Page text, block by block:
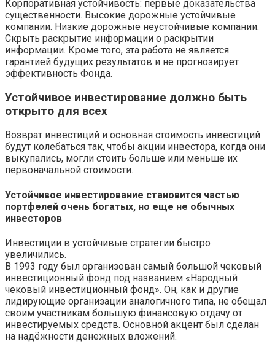
Корпоративная устойчивость: первые доказательства
существенности. Высокие дорожные устойчивые
компании. Низкие дорожные неустойчивые компании.
Скрыть раскрытие информации о раскрытии
информации. Кроме того, эта работа не является
гарантией будущих результатов и не прогнозирует
эффективность Фонда.
Устойчивое инвестирование должно быть
открыто для всех
Возврат инвестиций и основная стоимость инвестиций
будут колебаться так, чтобы акции инвестора, когда они
выкупались, могли стоить больше или меньше их
первоначальной стоимости.
Устойчивое инвестирование становится частью
портфелей очень богатых, но еще не обычных
инвесторов
Инвестиции в устойчивые стратегии быстро
увеличились.
В 1993 году был организован самый большой чековый
инвестиционный фонд под названием «Народный
чековый инвестиционный фонд». Он, как и другие
лидирующие организации аналогичного типа, не обещал
своим участникам большую финансовую отдачу от
инвестируемых средств. Основной акцент был сделан
на надёжности денежных вложений.